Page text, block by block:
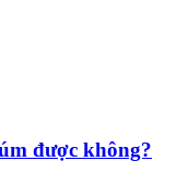
được không?